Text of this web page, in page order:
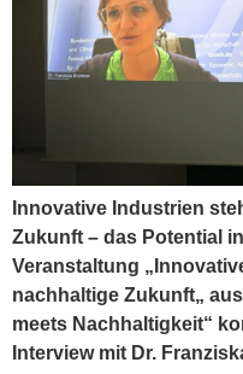
Innovative Industrien
Zukunft – das Potential
Veranstaltung
nachhaltige Zukunft„
meets Nachhaltigkeit“
Interview mit Dr.